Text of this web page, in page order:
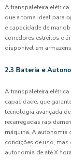
A transpaleteira
que a torna ideal para
e capacidade de
corredores estreitos e
disponível em
2.3 Bateria e
A transpaleteira
capacidade, que
tecnologia avançada
recarregadas
máquina. A autonomia
condições de uso, mas
autonomia de até X